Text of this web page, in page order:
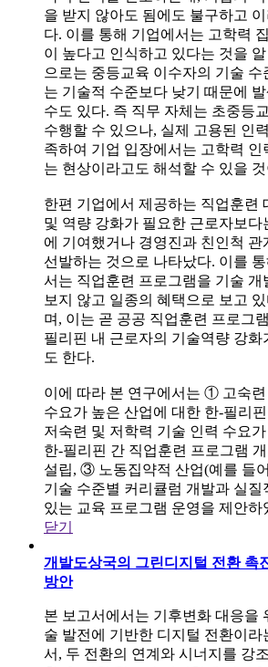
을 받지 않아도 됨에도 불구하고
다. 이를 통해 기업에서는 고학력
이 높다고 인식하고 있다는 것을
으로는 중등교육 이수자의 기술
는 기술적 수준보다 낮기 때문에
수도 있다. 즉 직무 자체는 초중등
수행할 수 있으나, 실제 고용된 인
족하여 기업 입장에서는 고학력 인
는 현상이라고도 해석할 수 있을
한편 기업에서 제공하는 직업훈련
및 역량 강화가 필요한 근로자보
에 기여했거나 경영진과 친인척 관
선발하는 것으로 나타났다. 이를
서는 직업훈련 프로그램을 기술 개
보지 않고 일종의 혜택으로 보고
며, 이는 곧 공공 직업훈련 프로그
필리핀 내 근로자의 기술역량 강화
도 한다.
이에 따라 본 연구에서는 ① 고숙
수요가 높은 산업에 대한 한-필리
저숙련 및 저학력 기술 인력 수요
한-필리핀 간 직업훈련 프로그램
설립, ③ 노동집약적 산업(예를 들
기술 수준별 커리큘럼 개발과 실질
있는 교육 프로그램 운영을 제안하
닫기
개발도상국의 그린디지털 전환 촉
방안
본 보고서에서는 기후변화 대응을
술 발전에 기반한 디지털 전환이라
서, 두 전환의 연계와 시너지를 강